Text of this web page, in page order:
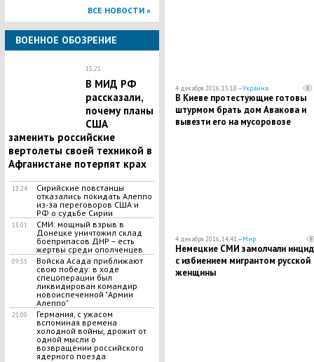
ВСЕ НОВОСТИ »
ВОЕННОЕ ОБОЗРЕНИЕ
15:21
В МИД РФ
рассказали,
почему планы
США
заменить российские
вертолеты своей техникой в
Афганистане потерпят крах
13:24
Сирийские повстанцы
отказались покидать Алеппо
из-за переговоров США и
РФ о судьбе Сирии
13:01
СМИ: мощный взрыв в
Донецке уничтожил склад
боеприпасов ДНР – есть
жертвы среди ополченцев
09:55
Войска Асада приближают
свою победу: в ходе
спецоперации был
ликвидирован командир
новоиспеченной "Армии
Алеппо"
21:00
Германия, с ужасом
вспоминая времена
холодной войны, дрожит от
одной мысли о
возвращении российского
ядерного поезда
4 декабря 2016, 15:18 —Украина
В Киеве протестующие готовы
штурмом брать дом Авакова и
вывезти его на мусоровозе
4 декабря 2016, 14:41 —Мир
Немецкие СМИ замолчали
с избиением мигрантом русской
женщины